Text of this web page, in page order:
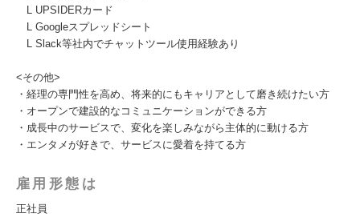
L UPSIDERカード
L Googleスプレッドシート
L Slack等社内でチャットツール使用経験あり
<その他>
・経理の専門性を高め、将来的にもキャリアとして磨き続けたい方
・オープンで建設的なコミュニケーションができる方
・成長中のサービスで、変化を楽しみながら主体的に動ける方
・エンタメが好きで、サービスに愛着を持てる方
雇用形態は
正社員